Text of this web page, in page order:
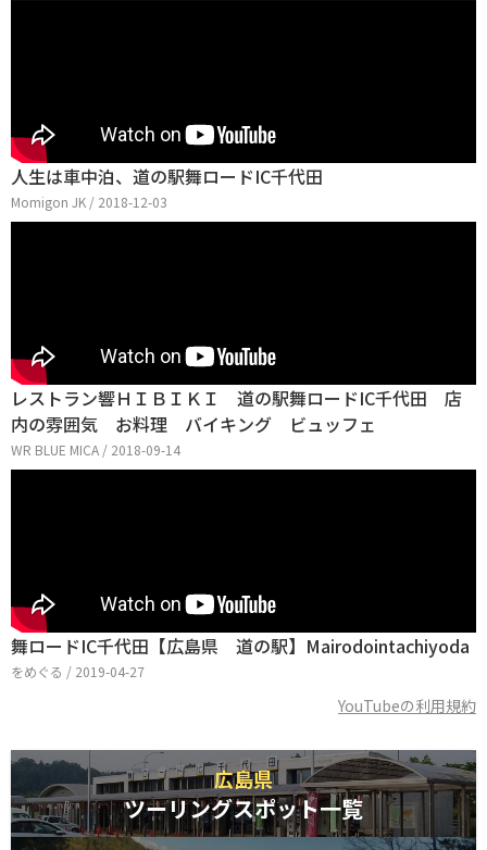
人生は車中泊、道の駅舞ロードIC千代田
Momigon JK / 2018-12-03
レストラン響ＨＩＢＩＫＩ 道の駅舞ロードIC千代田 店
内の雰囲気 お料理 バイキング ビュッフェ
WR BLUE MICA / 2018-09-14
舞ロードIC千代田【広島県 道の駅】Mairodointachiyoda
をめぐる / 2019-04-27
YouTubeの利用規約
広島県
ツーリングスポット一覧